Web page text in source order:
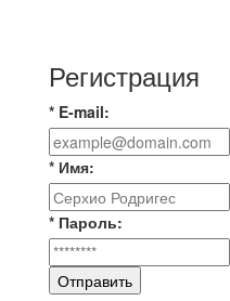
Регистрация
* E-mail:
* Имя:
* Пароль:
Отправить